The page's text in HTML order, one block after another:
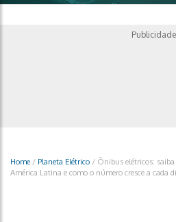
Publicidade
Home / Planeta Elétrico / Ônibus elétricos:
América Latina e como o número cresce a cada